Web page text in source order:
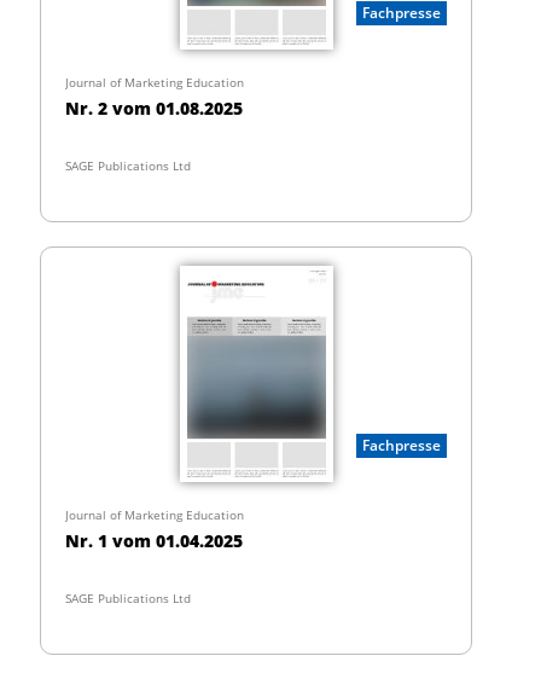
Fachpresse
Journal of Marketing Education
Nr. 2 vom 01.08.2025
SAGE Publications Ltd
Fachpresse
Journal of Marketing Education
Nr. 1 vom 01.04.2025
SAGE Publications Ltd